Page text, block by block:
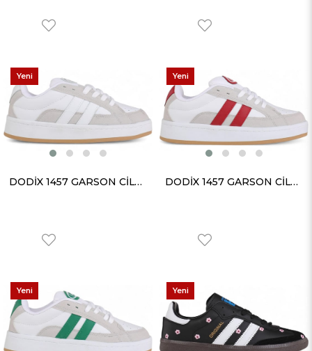
DODİX 1457 GARSON CİLT BEYAZ BUZ
Yeni
Ürün
DODİX 1457 GARSON CİLT BEYAZ KIRMIZI
Yeni
Ürün
Yeni
Ürün
Yeni
Ürün